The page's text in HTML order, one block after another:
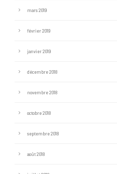
mars 2019
février 2019
janvier 2019
décembre 2018
novembre 2018
octobre 2018
septembre 2018
août 2018